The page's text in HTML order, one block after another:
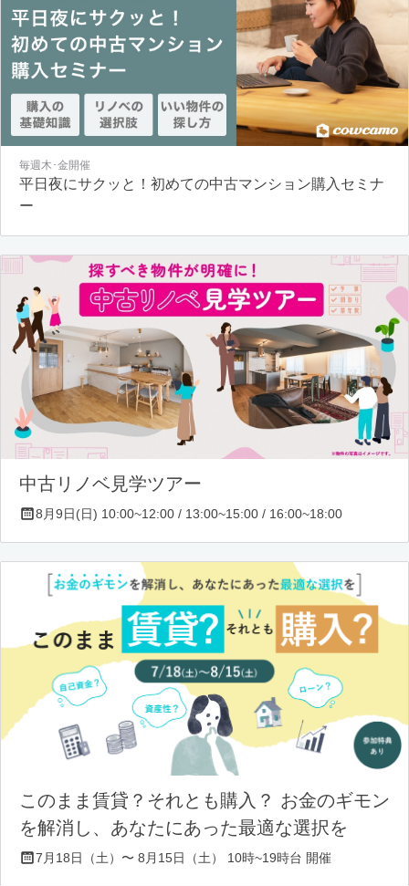
毎週木･金開催
平日夜にサクッと！初めての中古マンション購入セミナ
ー
中古リノベ見学ツアー
8月9日(日) 10:00~12:00 / 13:00~15:00 / 16:00~18:00
このまま賃貸？それとも購入？ お金のギモン
を解消し、あなたにあった最適な選択を
7月18日（土）〜 8月15日（土） 10時~19時台 開催